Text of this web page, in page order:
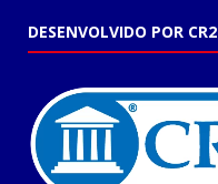
DESENVOLVIDO POR CR2